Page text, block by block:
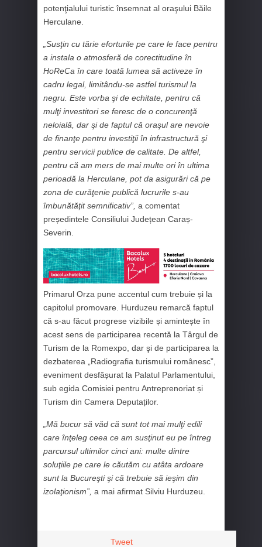
potenţialului turistic însemnat al oraşului Băile
Herculane.
„Susţin cu tărie eforturile pe care le face pentru
a instala o atmosferă de corectitudine în
HoReCa în care toată lumea să activeze în
cadru legal, limitându-se astfel turismul la
negru. Este vorba şi de echitate, pentru că
mulţi investitori se feresc de o concurenţă
neloială, dar şi de faptul că oraşul are nevoie
de finanţe pentru investiţii în infrastructură şi
pentru servicii publice de calitate. De altfel,
pentru că am mers de mai multe ori în ultima
perioadă la Herculane, pot da asigurări că pe
zona de curăţenie publică lucrurile s-au
îmbunătăţit semnificativ”, a comentat
președintele Consiliului Județean Caraș-
Severin.
Primarul Orza pune accentul cum trebuie și la
capitolul promovare. Hurduzeu remarcă faptul
că s-au făcut progrese vizibile și amintește în
acest sens de participarea recentă la Târgul de
Turism de la Romexpo, dar şi de participarea la
dezbaterea „Radiografia turismului românesc”,
eveniment desfășurat la Palatul Parlamentului,
sub egida Comisiei pentru Antreprenoriat și
Turism din Camera Deputaților.
„Mă bucur să văd că sunt tot mai mulţi edili
care înţeleg ceea ce am susţinut eu pe întreg
parcursul ultimilor cinci ani: multe dintre
soluţiile pe care le căutăm cu atâta ardoare
sunt la Bucureşti şi că trebuie să ieşim din
izolaţionism”, a mai afirmat Silviu Hurduzeu.
Tweet